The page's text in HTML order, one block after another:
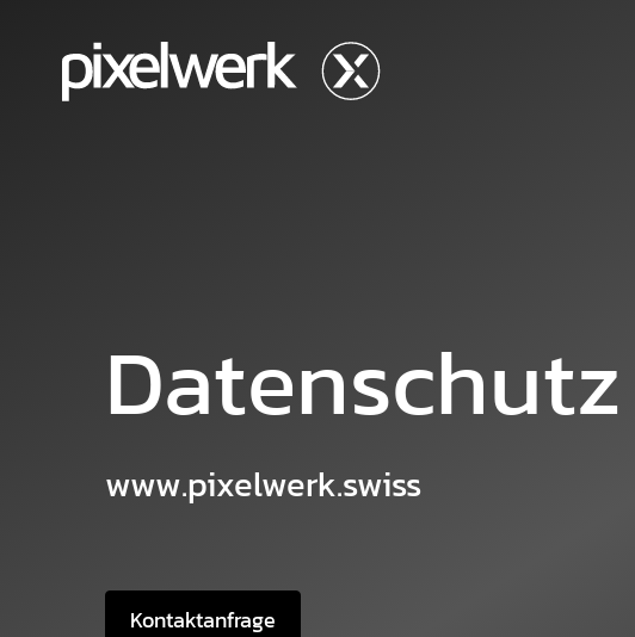
Datenschutz
www.pixelwerk.swiss
Kontaktanfrage